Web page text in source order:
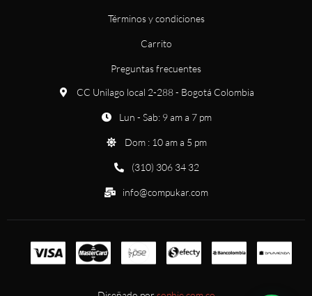
Términos y condiciones
Carrito
Preguntas frecuentes
CC Unilago local 2-288 - Bogotá Colombia
Lun - Sab: 9 am a 7 pm
Dom : 10 am a 5 pm
(310) 306 34 32
info@compukar.com